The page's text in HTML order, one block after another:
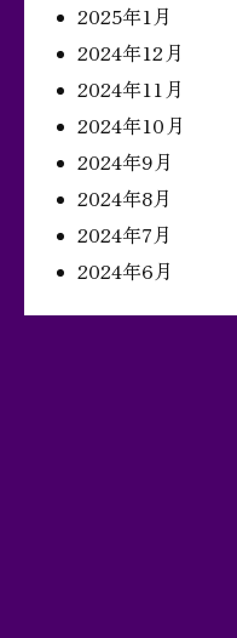
2025年1月
2024年12月
2024年11月
2024年10月
2024年9月
2024年8月
2024年7月
2024年6月